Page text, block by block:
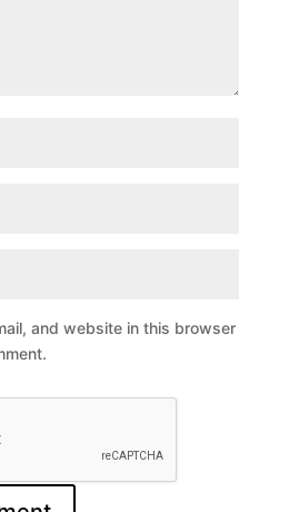
and website in this browser